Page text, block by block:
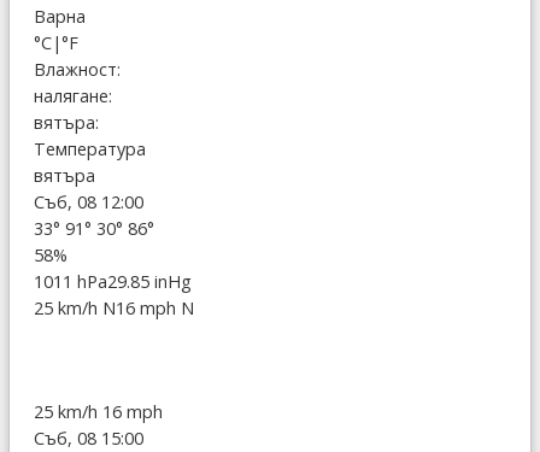
Варна
°C|°F
Влажност:
налягане:
вятъра:
Температура
вятъра
Съб, 08 12:00
33° 91° 30° 86°
58%
1011 hPa29.85 inHg
25 km/h N16 mph N
25 km/h 16 mph
Съб, 08 15:00